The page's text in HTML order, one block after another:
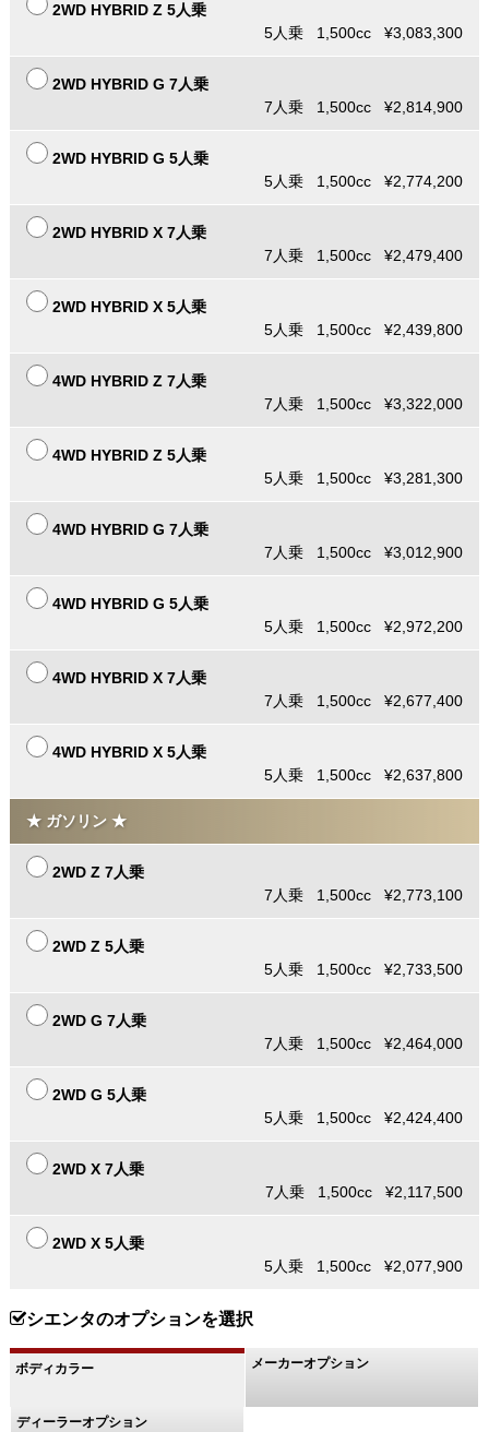
2WD HYBRID Z 5人乗
5人乗 1,500cc ¥3,083,300
2WD HYBRID G 7人乗
7人乗 1,500cc ¥2,814,900
2WD HYBRID G 5人乗
5人乗 1,500cc ¥2,774,200
2WD HYBRID X 7人乗
7人乗 1,500cc ¥2,479,400
2WD HYBRID X 5人乗
5人乗 1,500cc ¥2,439,800
4WD HYBRID Z 7人乗
7人乗 1,500cc ¥3,322,000
4WD HYBRID Z 5人乗
5人乗 1,500cc ¥3,281,300
4WD HYBRID G 7人乗
7人乗 1,500cc ¥3,012,900
4WD HYBRID G 5人乗
5人乗 1,500cc ¥2,972,200
4WD HYBRID X 7人乗
7人乗 1,500cc ¥2,677,400
4WD HYBRID X 5人乗
5人乗 1,500cc ¥2,637,800
★ ガソリン ★
2WD Z 7人乗
7人乗 1,500cc ¥2,773,100
2WD Z 5人乗
5人乗 1,500cc ¥2,733,500
2WD G 7人乗
7人乗 1,500cc ¥2,464,000
2WD G 5人乗
5人乗 1,500cc ¥2,424,400
2WD X 7人乗
7人乗 1,500cc ¥2,117,500
2WD X 5人乗
5人乗 1,500cc ¥2,077,900
シエンタのオプションを選択
ボディカラー メーカーオプション
ディーラーオプション